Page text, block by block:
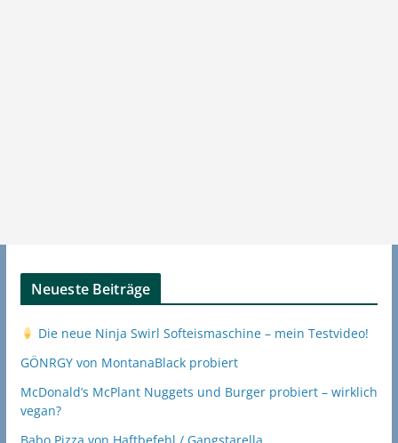
Neueste Beiträge
Die neue Ninja Swirl Softeismaschine – mein Testvideo!
GÖNRGY von MontanaBlack probiert
McDonald’s McPlant Nuggets und Burger probiert – wirklich
vegan?